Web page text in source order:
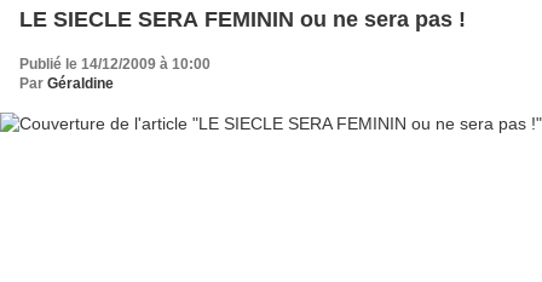
LE SIECLE SERA FEMININ ou ne sera pas !
Publié le 14/12/2009 à 10:00
Par Géraldine